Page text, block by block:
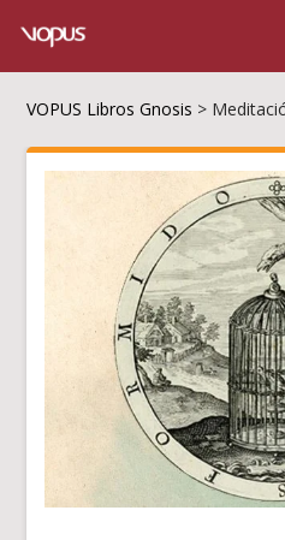
VOPUS Libros Gnosis >